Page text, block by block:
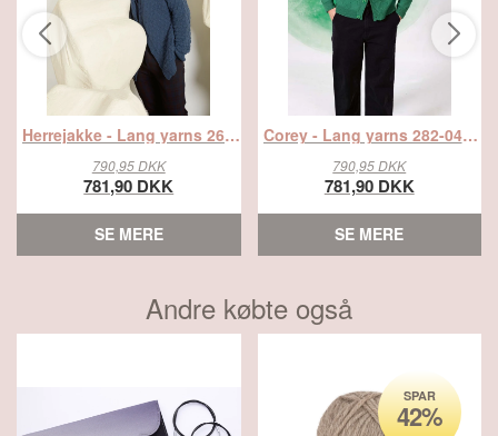
Herrejakke - Lang yarns 265-058-001 Kit - S - XL - Lang yarns merino 120, fra Viking
790,95 DKK
781,90 DKK
SE MERE
Corey - Lang yarns 282-048-001 Kit - S - XL - Lang yarns merino 120, fra Viking
790,95 DKK
781,90 DKK
SE MERE
Andre købte også
SPAR
42%